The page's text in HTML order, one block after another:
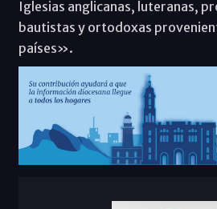
Iglesias anglicanas, luteranas,
bautistas y ortodoxas
países».